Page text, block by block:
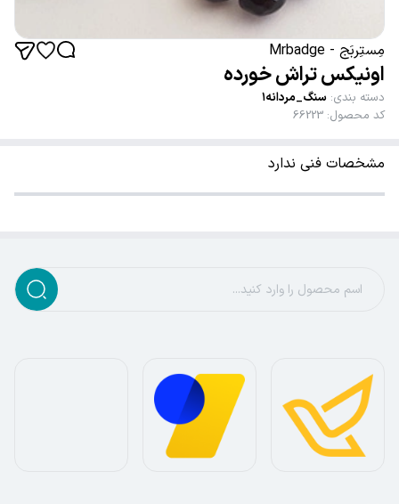
مِستِربَج - Mrbadge
اونیکس تراش خورده
دسته بندی: سنگ_مردانه۱
کد محصول:
66223
مشخصات فنی ندارد